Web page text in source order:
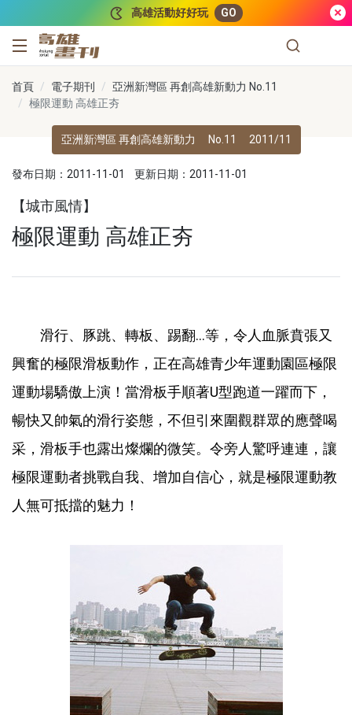
高雄活動好好玩 GO
高雄畫刊
首頁 電子期刊
亞洲新灣區 再創高雄新動力 No.11
極限運動 高雄正夯
亞洲新灣區 再創高雄新動力 No.11 2011/11
發布日期：2011-11-01 更新日期：2011-11-01
【城市風情】
極限運動 高雄正夯
滑行、豚跳、轉板、踢翻…等，令人血脈賁張又
興奮的極限滑板動作，正在高雄青少年運動園區極限
運動場驕傲上演！當滑板手順著U型跑道一躍而下，
暢快又帥氣的滑行姿態，不但引來圍觀群眾的應聲喝
采，滑板手也露出燦爛的微笑。令旁人驚呼連連，讓
極限運動者挑戰自我、增加自信心，就是極限運動教
人無可抵擋的魅力！